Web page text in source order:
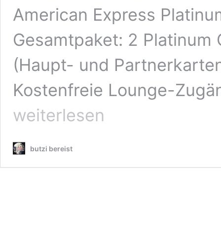
American Express
Gesamtpaket: 2 Platinum
(Haupt- und
Kostenfreie Lounge-
weiterlesen
butzi bereist